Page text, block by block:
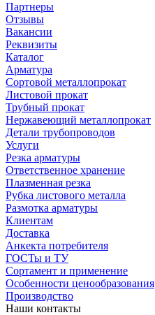
Партнеры
Отзывы
Вакансии
Реквизиты
Каталог
Арматура
Сортовой металлопрокат
Листовой прокат
Трубный прокат
Нержавеющий металлопрокат
Детали трубопроводов
Услуги
Резка арматуры
Ответственное хранение
Плазменная резка
Рубка листового металла
Размотка арматуры
Клиентам
Доставка
Анкекта потребителя
ГОСТы и ТУ
Сортамент и применение
Особенности ценообразования
Производство
Наши контакты